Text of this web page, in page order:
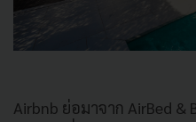
Airbnb ย่อมาจาก AirBed &